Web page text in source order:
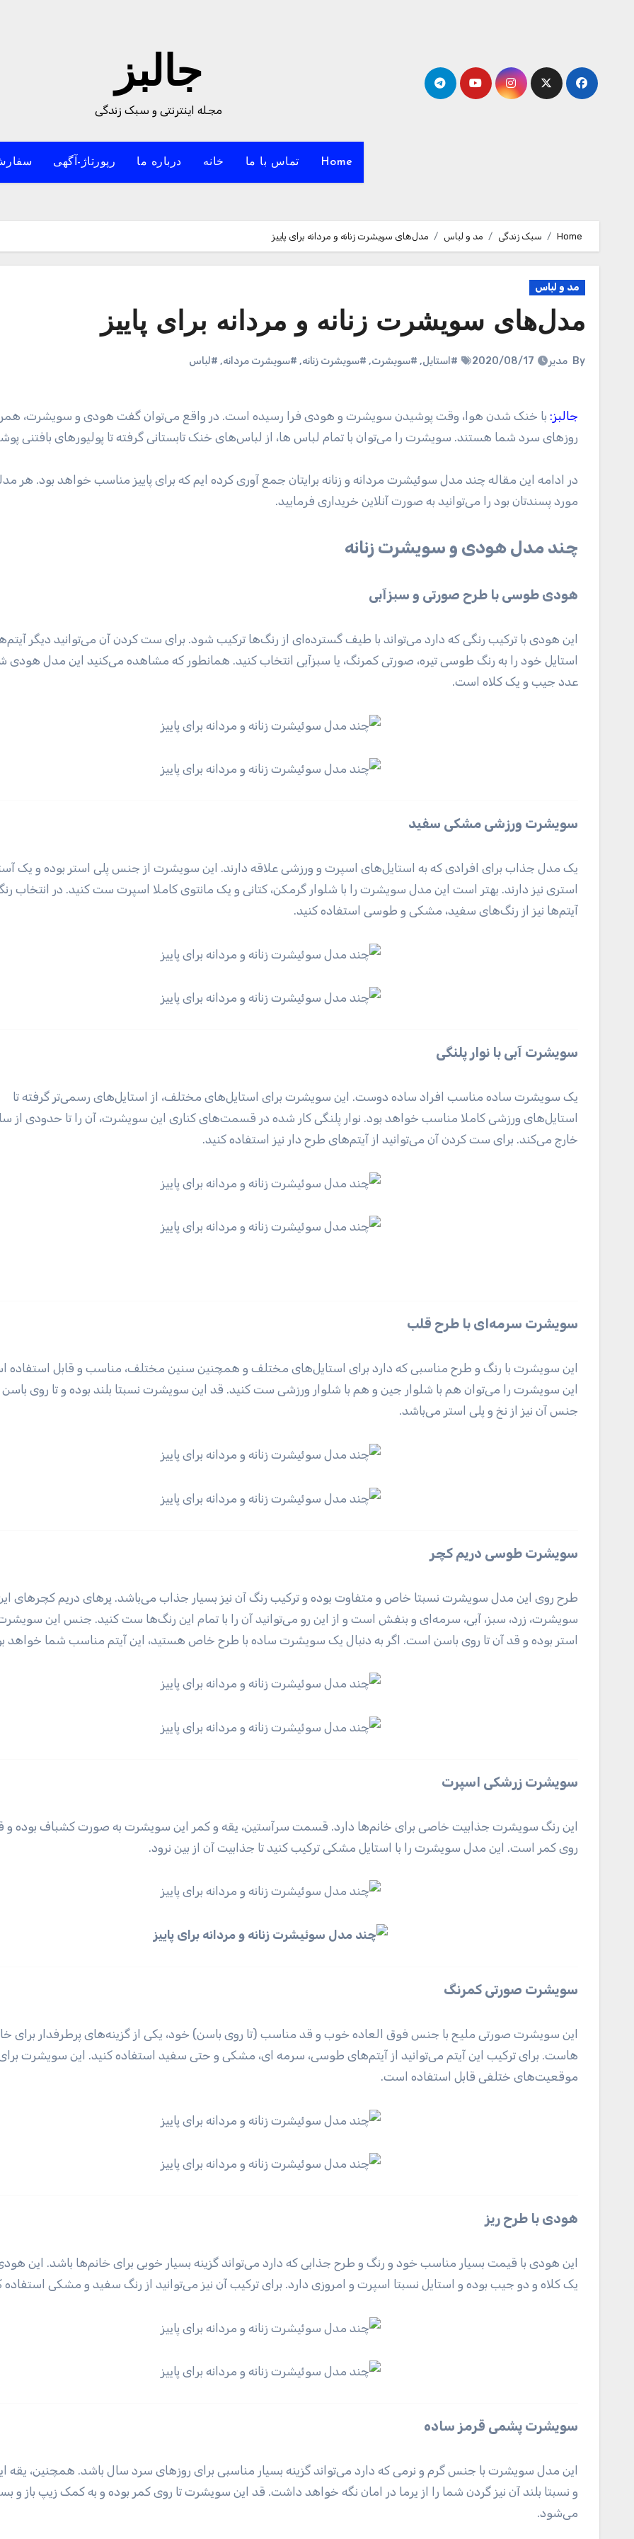
جالبز
مجله اینترنتی و سبک زندگی
Home تماس با ما خانه درباره ما رپورتاژ-آگهی
Home سبک زندگی مد و لباس مدل‌های سویشرت زنانه و مردانه برای پاییز
مد و لباس
مدل‌های سویشرت زنانه و مردانه برای پاییز
By مدیر 2020/08/17 #استایل, #سویشرت, #سویشرت زنانه, #سویشرت مردانه, #لباس
جالبز: با خنک شدن هوا، وقت پوشیدن سویشرت و هودی فرا رسیده است. در واقع می‌توان گفت هودی و سویشرت،
روز‌های سرد شما هستند. سویشرت را می‌توان با تمام لباس ها، از لباس‌های خنک تابستانی گرفته تا پولیور‌های بافتنی
در ادامه این مقاله چند مدل سوئیشرت مردانه و زنانه برایتان جمع آوری کرده ایم که برای پاییز مناسب خواهد بود. هر
مورد پسندتان بود را می‌توانید به صورت آنلاین خریداری فرمایید.
چند مدل هودی و سویشرت زنانه
هودی طوسی با طرح صورتی و سبزآبی
این هودی با ترکیب رنگی که دارد می‌تواند با طیف گسترده‌ای از رنگ‌ها ترکیب شود. برای ست کردن آن می‌توانید دیگر
عدد جیب و یک کلاه است.
سویشرت ورزشی مشکی سفید
یک مدل جذاب برای افرادی که به استایل‌های اسپرت و ورزشی علاقه دارند. این سویشرت از جنس پلی استر بوده و یک
استری نیز دارند. بهتر است این مدل سویشرت را با شلوار گرمکن، کتانی و یک مانتوی کاملا اسپرت ست کنید. در انتخاب
آیتم‌ها نیز از رنگ‌های سفید، مشکی و طوسی استفاده کنید.
سویشرت آبی با نوار پلنگی
یک سویشرت ساده مناسب افراد ساده دوست. این سویشرت برای استایل‌های مختلف، از استایل‌های رسمی‌تر گرفته تا
استایل‌های ورزشی کاملا مناسب خواهد بود. نوار پلنگی کار شده در قسمت‌های کناری این سویشرت، آن را تا حدودی از
خارج می‌کند. برای ست کردن آن می‌توانید از آیتم‌های طرح دار نیز استفاده کنید.
سویشرت سرمه‌ای با طرح قلب
این سویشرت با رنگ و طرح مناسبی که دارد برای استایل‌های مختلف و همچنین سنین مختلف، مناسب و قابل استفاده
این سویشرت را می‌توان هم با شلوار جین و هم با شلوار ورزشی ست کنید. قد این سویشرت نسبتا بلند بوده و تا روی
جنس آن نیز از نخ و پلی استر می‌باشد.
سویشرت طوسی دریم کچر
طرح روی این مدل سویشرت نسبتا خاص و متفاوت بوده و ترکیب رنگ آن نیز بسیار جذاب می‌باشد. پر‌های دریم کچر‌های
سویشرت، زرد، سبز، آبی، سرمه‌ای و بنفش است و از این رو می‌توانید آن را با تمام این رنگ‌ها ست کنید. جنس این
استر بوده و قد آن تا روی باسن است. اگر به دنبال یک سویشرت ساده با طرح خاص هستید، این آیتم مناسب شما خواهد
سویشرت زرشکی اسپرت
این رنگ سویشرت جذابیت خاصی برای خانم‌ها دارد. قسمت سرآستین، یقه و کمر این سویشرت به صورت کشباف بوده و
روی کمر است. این مدل سویشرت را با استایل مشکی ترکیب کنید تا جذابیت آن از بین نرود.
سویشرت صورتی کمرنگ
این سویشرت صورتی ملیح با جنس فوق العاده خوب و قد مناسب (تا روی باسن) خود، یکی از گزینه‌های پرطرفدار برای
هاست. برای ترکیب این آیتم می‌توانید از آیتم‌های طوسی، سرمه ای، مشکی و حتی سفید استفاده کنید. این سویشرت
موقعیت‌های ختلفی قابل استفاده است.
هودی با طرح ریز
این هودی با قیمت بسیار مناسب خود و رنگ و طرح جذابی که دارد می‌تواند گزینه بسیار خوبی برای خانم‌ها باشد. این
یک کلاه و دو جیب بوده و استایل نسبتا اسپرت و امروزی دارد. برای ترکیب آن نیز می‌توانید از رنگ سفید و مشکی استفاده
سویشرت پشمی قرمز ساده
این مدل سویشرت با جنس گرم و نرمی که دارد می‌تواند گزینه بسیار مناسبی برای روز‌های سرد سال باشد. همچنین، یقه
و نسبتا بلند آن نیز گردن شما را از یرما در امان نگه خواهد داشت. قد این سویشرت تا روی کمر بوده و به کمک زیپ باز و
می‌شود.